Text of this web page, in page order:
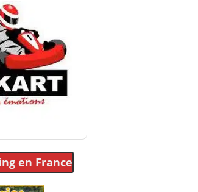
en France